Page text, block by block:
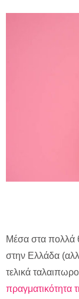
Mέσα στα πολλά
στην Ελλάδα
τελικά
πραγματικότητα